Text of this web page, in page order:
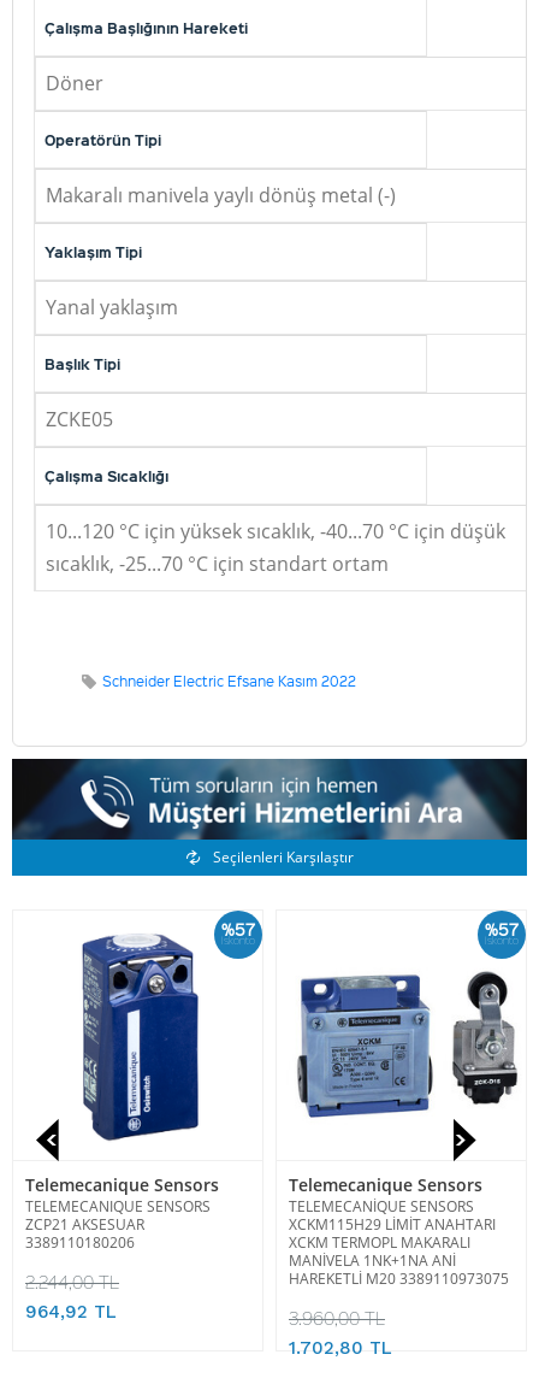
Çalışma Başlığının Hareketi
Döner
Operatörün Tipi
Makaralı manivela yaylı dönüş metal (-)
Yaklaşım Tipi
Yanal yaklaşım
Başlık Tipi
ZCKE05
Çalışma Sıcaklığı
10...120 °C için yüksek sıcaklık, -40...70 °C için düşük
sıcaklık, -25...70 °C için standart ortam
Schneider Electric Efsane Kasım 2022
Benzer Ürünler
Seçilenleri Karşılaştır
%57
İskonto
Telemecanique Sensors
TELEMECANIQUE SENSORS
ZCP21 AKSESUAR
3389110180206
2.244,00 TL
964,92 TL
%57
İskonto
Telemecanique Sensors
TELEMECANİQUE SENSORS
XCKM115H29 LİMİT ANAHTARI
XCKM TERMOPL MAKARALI
MANİVELA 1NK+1NA ANİ
HAREKETLİ M20 3389110973075
3.960,00 TL
1.702,80 TL